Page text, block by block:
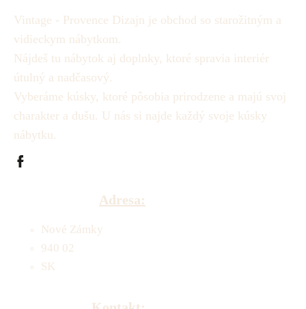
Vintage - Provence Dizajn je obchod so starožitným a
vidieckym nábytkom.
Nájdeš tu nábytok aj doplnky, ktoré spravia interiér
útulný a nadčasový.
Vyberáme kúsky, ktoré pôsobia prirodzene a majú svoj
charakter a dušu. U nás si najde každý svoje kúsky
nábytku.
Adresa:
Nové Zámky
940 02
SK